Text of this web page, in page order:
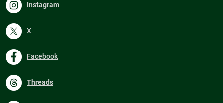
Instagram
X
Facebook
Threads